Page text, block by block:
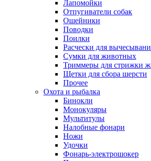
Лапомойки
Отпугиватели собак
Ошейники
Поводки
Поилки
Расчески для
Сумки для животных
Триммеры для стрижки
Щетки для сбора шерсти
Прочее
Охота и рыбалка
Бинокли
Монокуляры
Мультитулы
Налобные фонари
Ножи
Удочки
Фонарь-электрошокер